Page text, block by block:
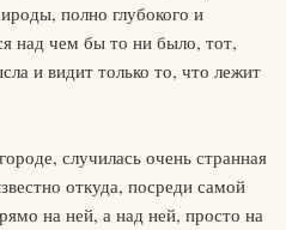
полно глубокого и
над чем бы то ни было, тот,
и видит только то, что лежит
случилась очень странная
откуда, посреди самой
на ней, а над ней, просто на